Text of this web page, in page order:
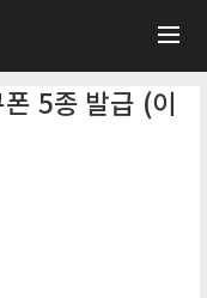
5종 발급 (이